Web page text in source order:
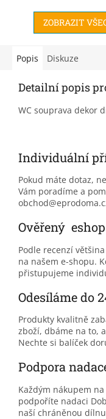
nebo jeden z...
ZOBRAZIT
Popis Diskuze
Detailní popis
WC souprava dekor
Individuální
Pokud máte dotaz,
Vám poradíme a
Ověřený eshop
Podle recenzí
na našem e-shopu.
přistupujeme
Odesíláme do
Produkty kvalitně
zboží, dbáme na to,
Nechte si balíček
Podpora
Každým nákupem
podpoříte nadaci
naší chráněnou